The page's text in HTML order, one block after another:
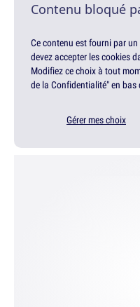
Contenu bloqué
Ce contenu est fourni par
devez accepter les cookies
Modifiez ce choix à tout
de la Confidentialité" en bas
Gérer mes choix